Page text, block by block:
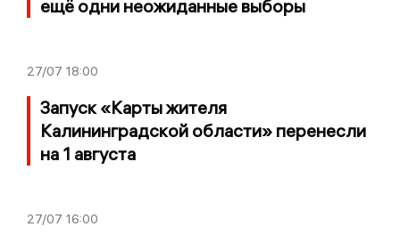
ещё одни неожиданные выборы
27/07 18:00
Запуск «Карты жителя
Калининградской области» перенесли
на 1 августа
27/07 16:00